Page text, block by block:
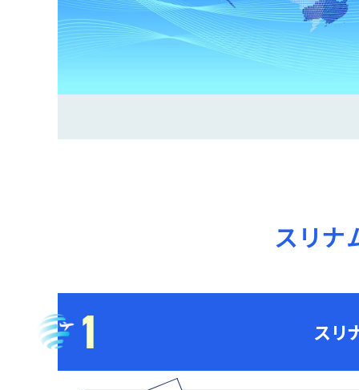
スリナ
1 スリ